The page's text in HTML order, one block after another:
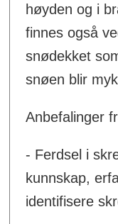
høyden og i
finnes også
snødekket
snøen blir
Anbefalinger
- Ferdsel i
kunnskap,
identifisere